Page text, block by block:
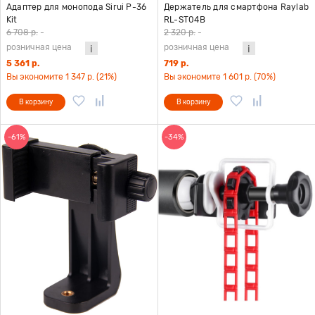
Адаптер для монопода Sirui P-36
Kit
6 708 р. -
розничная цена
5 361 р.
Вы экономите 1 347 р. (21%)
В корзину
Держатель для смартфона Raylab
RL-ST04B
2 320 р. -
розничная цена
719 р.
Вы экономите 1 601 р. (70%)
В корзину
-61% -34%